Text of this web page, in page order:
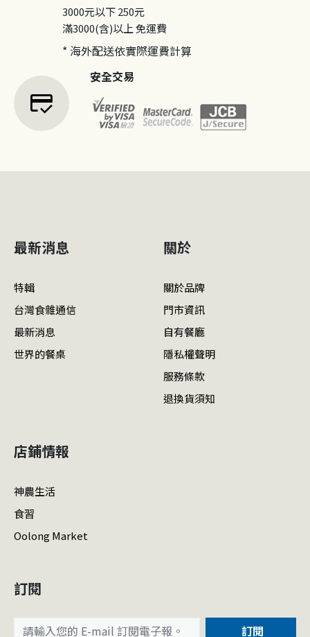
3000元以下250元
滿3000(含)以上免運費
* 海外配送依實際運費計算
credit_score
安全交易
最新消息
特輯
台灣食雜通信
最新消息
世界的餐桌
關於
關於品牌
門市資訊
自有餐廳
隱私權聲明
服務條款
退換貨須知
店鋪情報
神農生活
食習
Oolong Market
訂閱
訂閱